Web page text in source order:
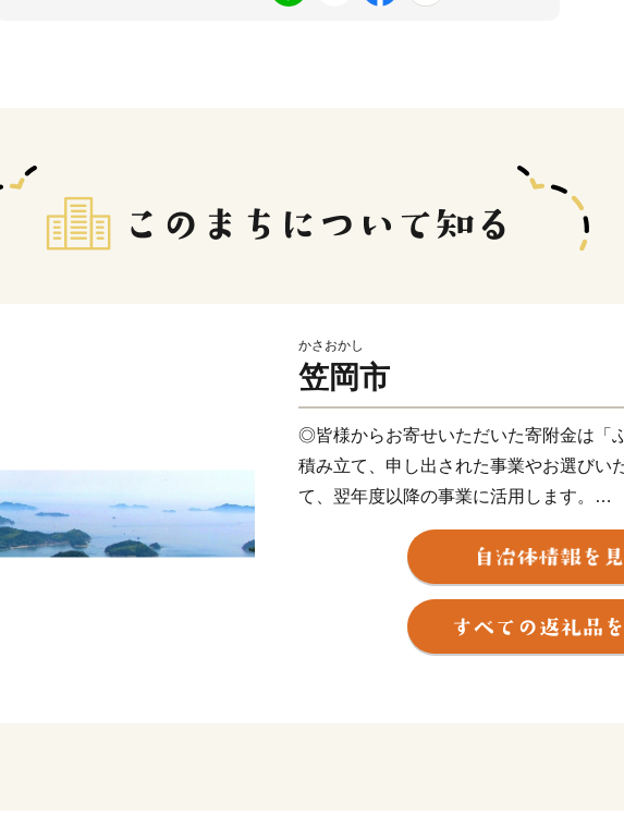
かさおかし
笠岡市
◎皆様からお寄せいただいた寄附金は「
積み立て、申し出された事業やお選びい
て、翌年度以降の事業に活用します。
◆カブトガニを守る活動等に活用します
岡山県笠岡市には，カブトガニをテーマ
唯一の『カブトガニ博物館』があります
ニの保護育成の研究に取り組んでいます。
私たち笠岡市民も，カブトガニの繁殖す
流などの保護活動に一生懸命取り組んで